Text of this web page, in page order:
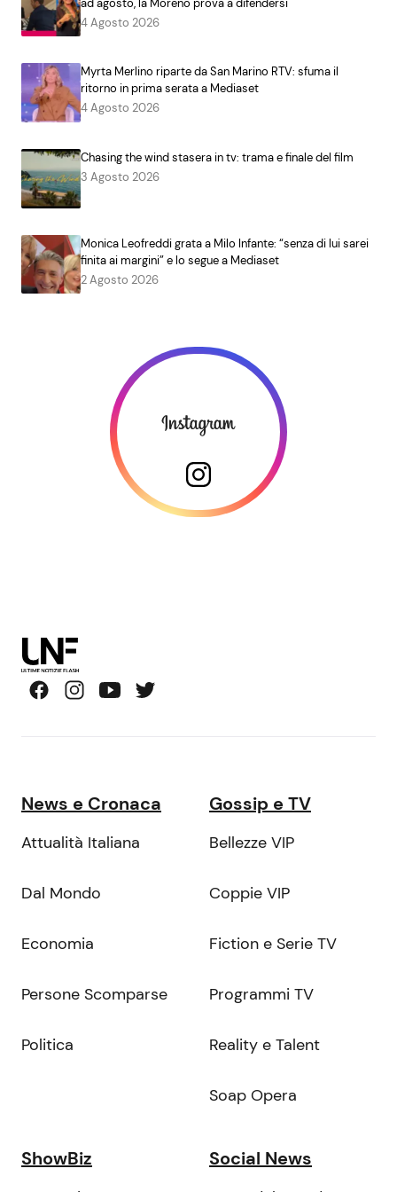
4 Agosto 2026
Myrta Merlino riparte da San Marino RTV: sfuma il
ritorno in prima serata a Mediaset
4 Agosto 2026
Chasing the wind stasera in tv: trama e finale del film
3 Agosto 2026
Monica Leofreddi grata a Milo Infante: “senza di lui sarei
finita ai margini” e lo segue a Mediaset
2 Agosto 2026
News e Cronaca
Attualità Italiana
Dal Mondo
Economia
Persone Scomparse
Politica
Gossip e TV
Bellezze VIP
Coppie VIP
Fiction e Serie TV
Programmi TV
Reality e Talent
Soap Opera
ShowBiz Social News